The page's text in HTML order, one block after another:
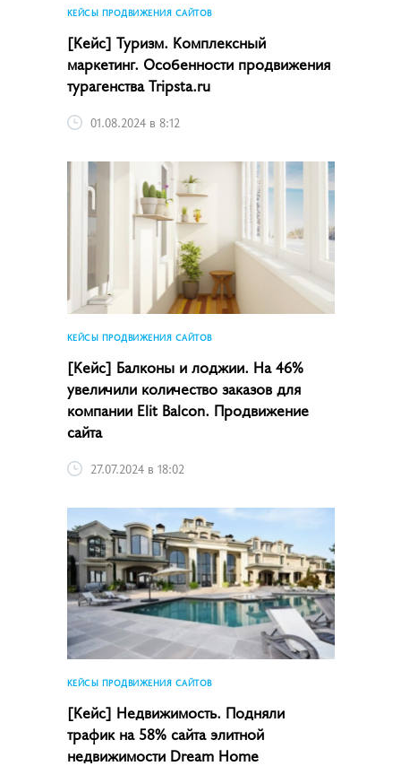
КЕЙСЫ ПРОДВИЖЕНИЯ САЙТОВ
[Кейс] Туризм. Комплексный
маркетинг. Особенности продвижения
турагенства Tripsta.ru
01.08.2024 в 8:12
КЕЙСЫ ПРОДВИЖЕНИЯ САЙТОВ
[Кейс] Балконы и лоджии. На 46%
увеличили количество заказов для
компании Elit Balcon. Продвижение
сайта
27.07.2024 в 18:02
КЕЙСЫ ПРОДВИЖЕНИЯ САЙТОВ
[Кейс] Недвижимость. Подняли
трафик на 58% сайта элитной
недвижимости Dream Home